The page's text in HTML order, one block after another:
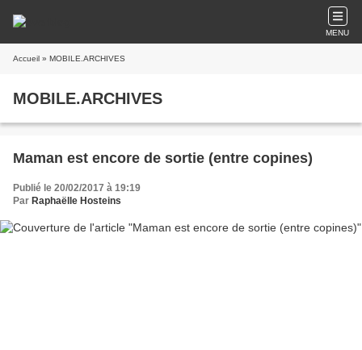
MENU
Accueil » MOBILE.ARCHIVES
MOBILE.ARCHIVES
Maman est encore de sortie (entre copines)
Publié le 20/02/2017 à 19:19
Par Raphaëlle Hosteins